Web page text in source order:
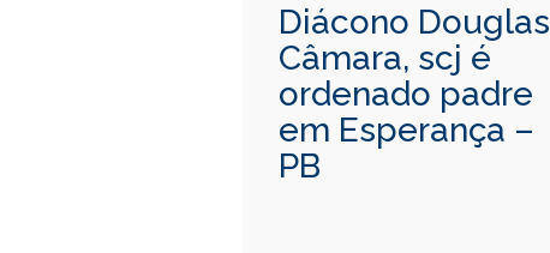
Diácono Douglas
Câmara, scj é
ordenado padre
em Esperança –
PB